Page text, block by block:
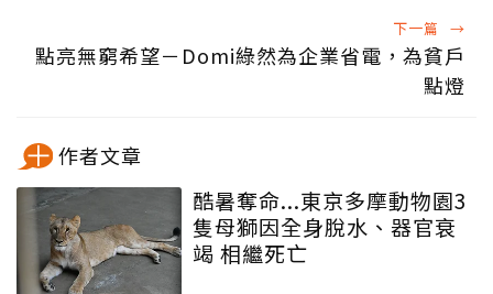
下一篇 →
點亮無窮希望－Domi綠然為企業省電，為貧戶
點燈
作者文章
酷暑奪命...東京多摩動物園3
隻母獅因全身脫水、器官衰
竭 相繼死亡